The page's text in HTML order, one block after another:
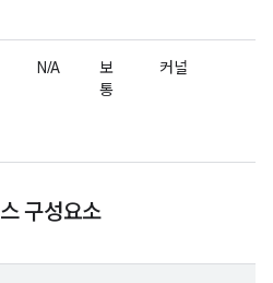
N/A
보
통
커널
구성요소